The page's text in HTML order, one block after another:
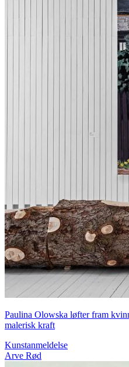
Paulina Olowska løfter fram
malerisk kraft
Kunstanmeldelse
Arve Rød